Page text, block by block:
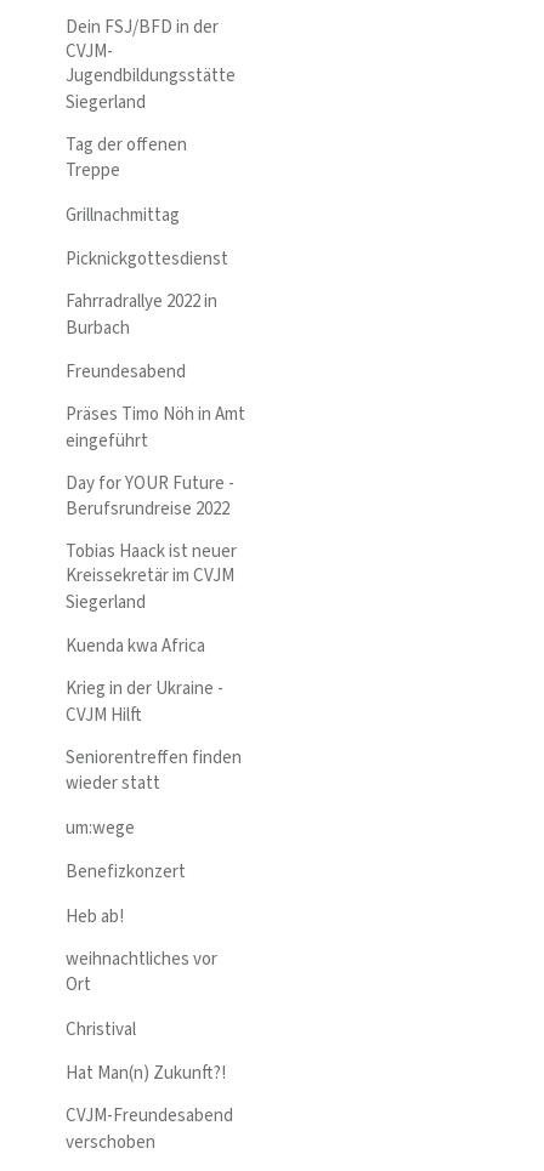
Dein FSJ/BFD in der
CVJM-
Jugendbildungsstätte
Siegerland
Tag der offenen
Treppe
Grillnachmittag
Picknickgottesdienst
Fahrradrallye 2022 in
Burbach
Freundesabend
Präses Timo Nöh in Amt
eingeführt
Day for YOUR Future -
Berufsrundreise 2022
Tobias Haack ist neuer
Kreissekretär im CVJM
Siegerland
Kuenda kwa Africa
Krieg in der Ukraine -
CVJM Hilft
Seniorentreffen finden
wieder statt
um:wege
Benefizkonzert
Heb ab!
weihnachtliches vor
Ort
Christival
Hat Man(n) Zukunft?!
CVJM-Freundesabend
verschoben